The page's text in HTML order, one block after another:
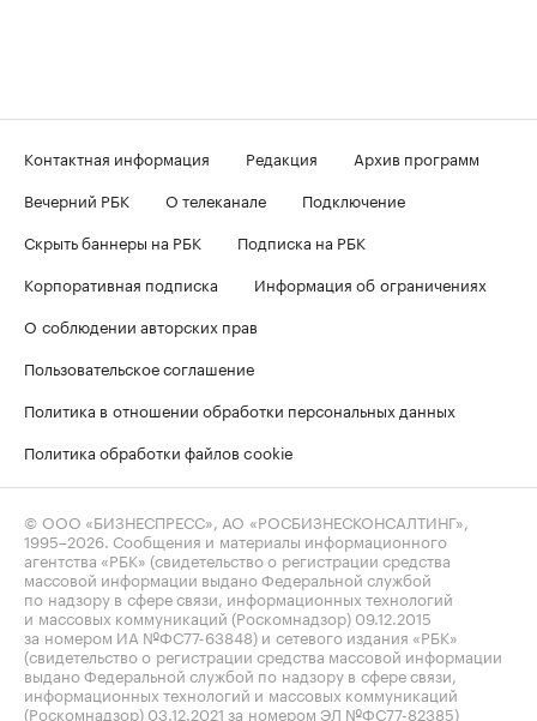
Контактная информация Редакция
Архив программ
Вечерний РБК
О телеканале
Подключение
Скрыть баннеры на РБК
Подписка на РБК
Корпоративная подписка
Информация об ограничениях
О соблюдении авторских прав
Пользовательское соглашение
Политика в отношении обработки персональных данных
Политика обработки файлов cookie
© ООО «БИЗНЕСПРЕСС», АО «РОСБИЗНЕСКОНСАЛТИНГ»,
1995–2026. Сообщения и материалы информационного
агентства «РБК» (свидетельство о регистрации средства
массовой информации выдано Федеральной службой
по надзору в сфере связи, информационных технологий
и массовых коммуникаций (Роскомнадзор) 09.12.2015
за номером ИА №ФС77-63848) и сетевого издания «РБК»
(свидетельство о регистрации средства массовой информации
выдано Федеральной службой по надзору в сфере связи,
информационных технологий и массовых коммуникаций
(Роскомнадзор) 03.12.2021 за номером ЭЛ №ФС77-82385)